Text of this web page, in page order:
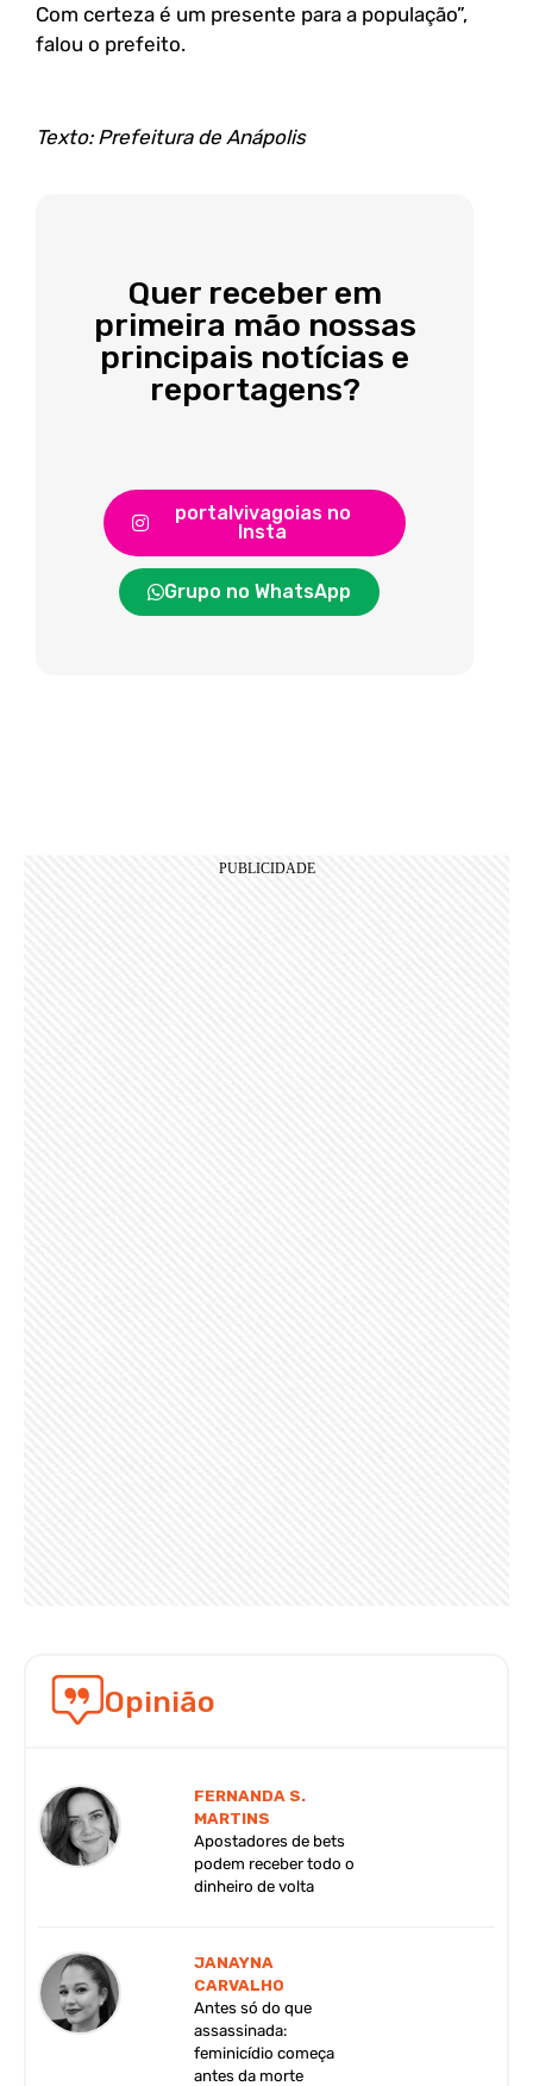
Com certeza é um presente para a população”,
falou o prefeito.
Texto: Prefeitura de Anápolis
Quer receber em
primeira mão nossas
principais notícias e
reportagens?
portalvivagoias no
Insta
Grupo no WhatsApp
Opinião
FERNANDA S.
MARTINS
Apostadores de bets
podem receber todo o
dinheiro de volta
JANAYNA
CARVALHO
Antes só do que
assassinada:
feminicídio começa
antes da morte